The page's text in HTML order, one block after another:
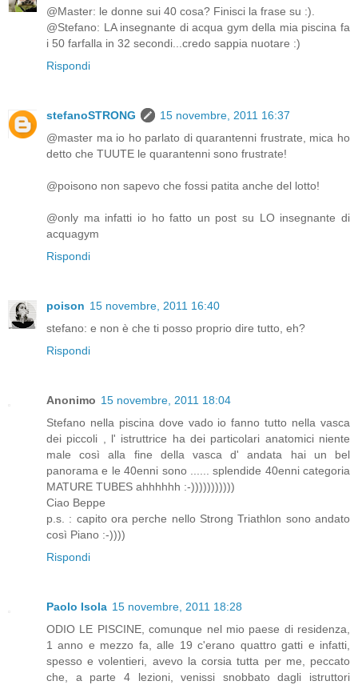
@Master: le donne sui 40 cosa? Finisci la frase su :).
@Stefano: LA insegnante di acqua gym della mia piscina fa
i 50 farfalla in 32 secondi...credo sappia nuotare :)
Rispondi
stefanoSTRONG
15 novembre, 2011 16:37
@master ma io ho parlato di quarantenni frustrate, mica ho
detto che TUUTE le quarantenni sono frustrate!
@poisono non sapevo che fossi patita anche del lotto!
@only ma infatti io ho fatto un post su LO insegnante di
acquagym
Rispondi
poison 15 novembre, 2011 16:40
stefano: e non è che ti posso proprio dire tutto, eh?
Rispondi
Anonimo 15 novembre, 2011 18:04
Stefano nella piscina dove vado io fanno tutto nella vasca
dei piccoli , l' istruttrice ha dei particolari anatomici niente
male così alla fine della vasca d' andata hai un bel
panorama e le 40enni sono ...... splendide 40enni categoria
MATURE TUBES ahhhhhh :-)))))))))))
Ciao Beppe
p.s. : capito ora perche nello Strong Triathlon sono andato
così Piano :-))))
Rispondi
Paolo Isola 15 novembre, 2011 18:28
ODIO LE PISCINE, comunque nel mio paese di residenza,
1 anno e mezzo fa, alle 19 c'erano quattro gatti e infatti,
spesso e volentieri, avevo la corsia tutta per me, peccato
che, a parte 4 lezioni, venissi snobbato dagli istruttori